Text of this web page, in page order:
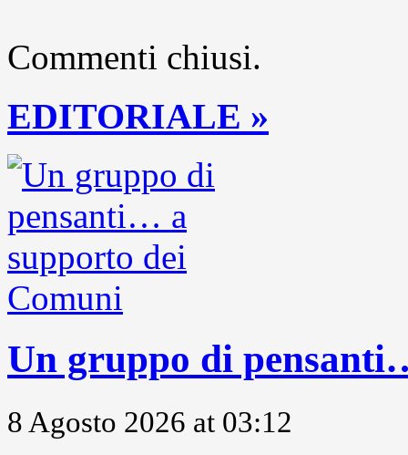
Commenti chiusi.
EDITORIALE »
Un gruppo di
8 Agosto 2026 at 03:12